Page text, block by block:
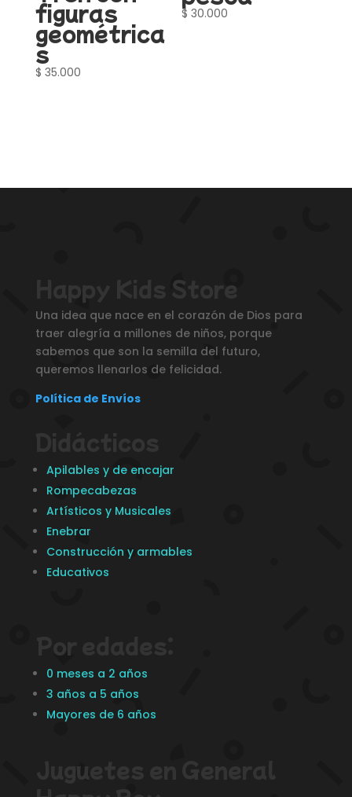
figuras
geométrica
s
$ 35.000
$ 30.000
Happy Kids Store
Una idea que nace en el corazón de Dios para
traer alegría a millones de niños, porque
sabemos que son la semilla del futuro,
queremos llenarlos de felicidad.
Política de Envíos
Apilables y de encajar
Rompecabezas
Artísticos y Musicales
Enebrar
Construcción y armables
Educativos
Por edades:
0 meses a 2 años
3 años a 5 años
Mayores de 6 años
Juguetes en General